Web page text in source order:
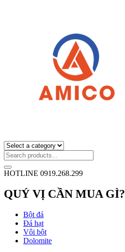
HOTLINE 0919.268.299
QUÝ VỊ CẦN MUA GÌ?
Bột đá
Đá hạt
Vôi bột
Dolomite